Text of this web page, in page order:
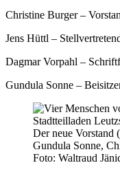
Christine Burger –
Jens Hüttl –
Dagmar Vorpahl –
Gundula Sonne –
Der neue Vorstand
Gundula Sonne,
Foto: Waltraud